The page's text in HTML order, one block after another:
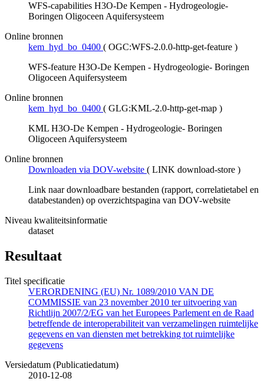
WFS-capabilities H3O-De Kempen - Hydrogeologie-
Boringen Oligoceen Aquifersysteem
Online bronnen
kem_hyd_bo_0400 ( OGC:WFS-2.0.0-http-get-feature )
WFS-feature H3O-De Kempen - Hydrogeologie- Boringen
Oligoceen Aquifersysteem
Online bronnen
kem_hyd_bo_0400 ( GLG:KML-2.0-http-get-map )
KML H3O-De Kempen - Hydrogeologie- Boringen
Oligoceen Aquifersysteem
Online bronnen
Downloaden via DOV-website ( LINK download-store )
Link naar downloadbare bestanden (rapport, correlatietabel en
databestanden) op overzichtspagina van DOV-website
Niveau kwaliteitsinformatie
dataset
Resultaat
Titel specificatie
VERORDENING (EU) Nr. 1089/2010 VAN DE
COMMISSIE van 23 november 2010 ter uitvoering van
Richtlijn 2007/2/EG van het Europees Parlement en de Raad
betreffende de interoperabiliteit van verzamelingen ruimtelijke
gegevens en van diensten met betrekking tot ruimtelijke
gegevens
Versiedatum (Publicatiedatum)
2010-12-08